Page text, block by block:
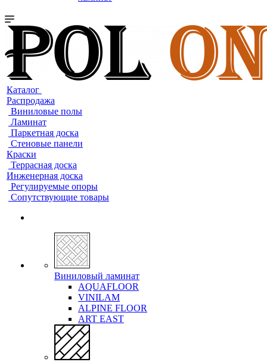
Каталог
Распродажа
Виниловые полы
Ламинат
Паркетная доска
Стеновые панели
Краски
Террасная доска
Инженерная доска
Регулируемые опоры
Сопутствующие товары
Виниловый ламинат
AQUAFLOOR
VINILAM
ALPINE FLOOR
ART EAST